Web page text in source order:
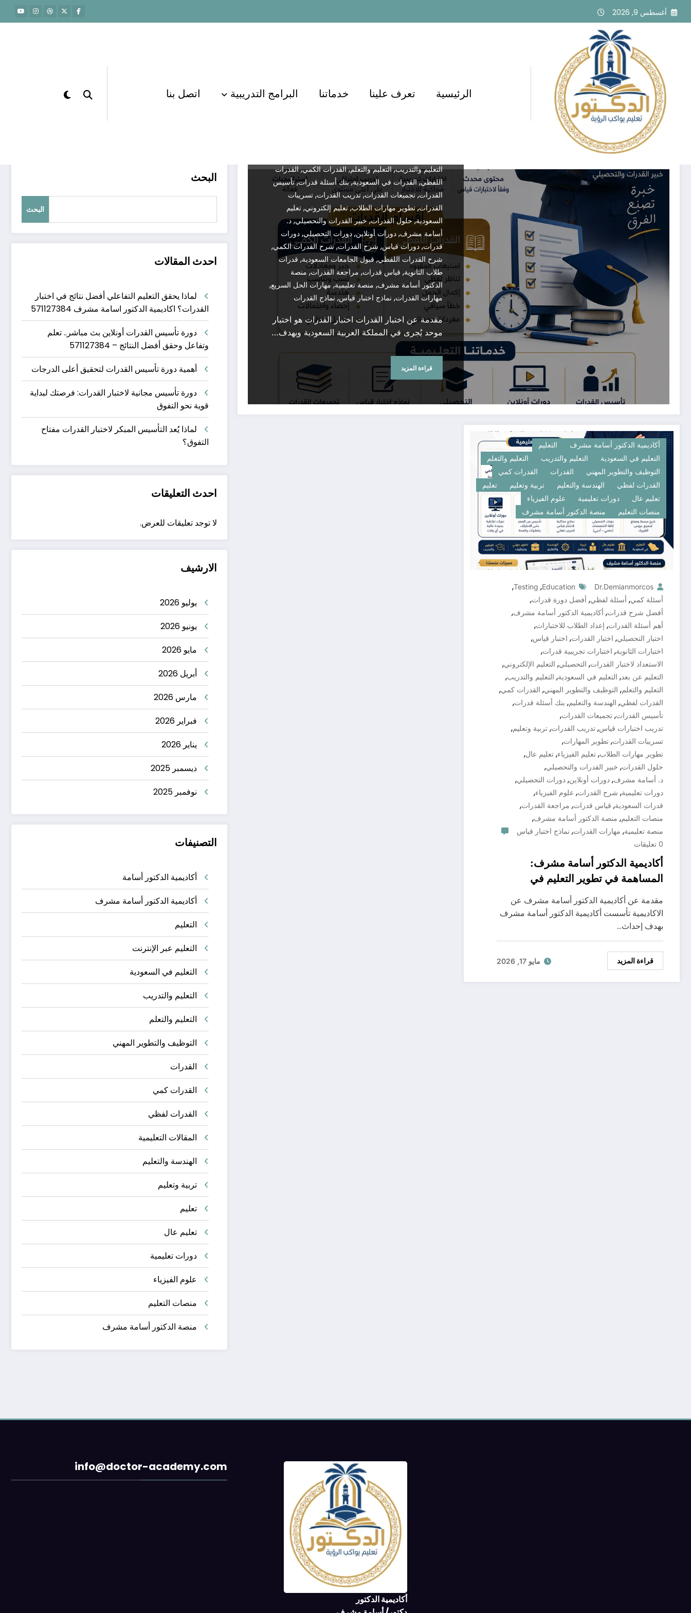
التجاوز
أغسطس 9, 2026
الرئيسية تعرف علينا خدماتنا البرامج التدريبية اتصل بنا
وسم: منصة الدكتور أسامة مشرف
أفضل طرق الاستعداد لاختبار
Preparation
,أسئلة كمي أسئلة لفظي,أفضل دورة
التعليم والتدريب,التعليم والتعلم,القدرات الكمي,القدرات
اللفظي,القدرات في السعودية,بنك أسئلة قدرات,تأسيس
القدرات,تجميعات القدرات,تدريب القدرات, تسريبات
القدرات,تطوير مهارات الطلاب,تعليم إلكتروني, تعليم
السعودية,حلول القدرات,خبير القدرات والتحصيلي,د.
أسامة مشرف, دورات أونلاين, دورات التحصيلي, دورات
قدرات,دورات قياس, شرح القدرات,شرح القدرات الكمي,
شرح القدرات اللفظي,قبول الجامعات السعودية, قدرات
طلاب الثانوية, قياس قدرات,مراجعة القدرات,منصة
الدكتور أسامة مشرف, منصة تعليمية, مهارات الحل السريع,
مهارات القدرات, نماذج اختبار قياس,نماذج القدرات
مقدمة عن اختبار القدرات اختبار القدرات هو اختبار
موحد يُجرى في المملكة العربية السعودية ويهدف…
قراءة المزيد
أكاديمية الدكتور أسامة مشرف
التعليم
التعليم في السعودية
التعليم والتدريب
التعليم والتعلم
التوظيف والتطوير المهني
القدرات
القدرات كمي
القدرات لفظي
الهندسة والتعليم تربية وتعليم
تعليم
تعليم عال
دورات تعليمية
علوم الفيزياء
منصات التعليم
منصة الدكتور أسامة مشرف
Dr.demianmorcos
Education
,
Testing
,
أسئلة كمي, أسئلة لفظي, أفضل دورة قدرات,
أفضل شرح قدرات, أكاديمية الدكتور أسامة مشرف,
أهم أسئلة القدرات, إعداد الطلاب للاختبارات,
اختبار التحصيلي, اختبار القدرات, اختبار قياس,
اختبارات الثانوية, اختبارات تجريبية قدرات,
الاستعداد لاختبار القدرات, التحصيلي, التعليم الإلكتروني,
التعليم عن بعد, التعليم في السعودية, التعليم والتدريب,
التعليم والتعلم, التوظيف والتطوير المهني, القدرات كمي,
القدرات لفظي, الهندسة والتعليم, بنك أسئلة قدرات,
تأسيس القدرات, تجميعات القدرات,
تدريب اختبارات قياس, تدريب القدرات, تربية وتعليم,
تسريبات القدرات, تطوير المهارات,
تطوير مهارات الطلاب, تعليم الفيزياء, تعليم عال,
حلول القدرات, خبير القدرات والتحصيلي,
د. أسامة مشرف, دورات أونلاين, دورات التحصيلي,
دورات تعليمية, شرح القدرات, علوم الفيزياء,
قدرات السعودية, قياس قدرات, مراجعة القدرات,
منصات التعليم, منصة الدكتور أسامة مشرف,
منصة تعليمية, مهارات القدرات, نماذج اختبار قياس
0 تعليقات
أكاديمية الدكتور أسامة مشرف:
المساهمة في تطوير التعليم في
السعودية 0571127384
مقدمة عن أكاديمية الدكتور أسامة مشرف عن
الاكاديمية تأسست أكاديمية الدكتور أسامة مشرف
بهدف إحداث…
قراءة المزيد مايو 17, 2026
البحث
البحث
احدث المقالات
لماذا يحقق التعليم التفاعلي أفضل نتائج في اختبار
القدرات؟ اكاديمية الدكتور اسامة مشرف 571127384
دورة تأسيس القدرات أونلاين بث مباشر.. تعلم
وتفاعل وحقق أفضل النتائج – 571127384
أهمية دورة تأسيس القدرات لتحقيق أعلى الدرجات
دورة تأسيس مجانية لاختبار القدرات: فرصتك لبداية
قوية نحو التفوق
لماذا يُعد التأسيس المبكر لاختبار القدرات مفتاح
التفوق؟
احدث التعليقات
لا توجد تعليقات للعرض.
الارشيف
يوليو 2026
يونيو 2026
مايو 2026
أبريل 2026
مارس 2026
فبراير 2026
يناير 2026
ديسمبر 2025
نوفمبر 2025
التصنيفات
أكاديمية الدكتور أسامة
أكاديمية الدكتور أسامة مشرف
التعليم
التعليم عبر الإنترنت
التعليم في السعودية
التعليم والتدريب
التعليم والتعلم
التوظيف والتطوير المهني
القدرات
القدرات كمي
القدرات لفظي
المقالات التعليمية
الهندسة والتعليم
تربية وتعليم
تعليم
تعليم عال
دورات تعليمية
علوم الفيزياء
منصات التعليم
منصة الدكتور أسامة مشرف
أكاديمية الدكتور
info@doctor-academy.com